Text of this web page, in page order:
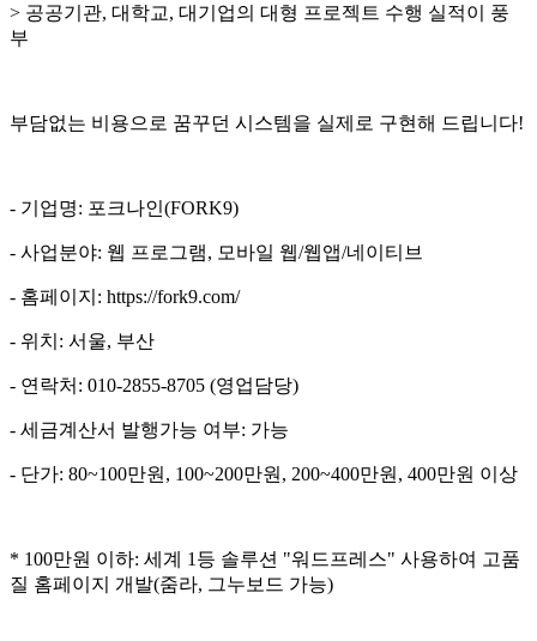
> 공공기관, 대학교, 대기업의 대형 프로젝트 수행 실적이 풍
부
부담없는 비용으로 꿈꾸던 시스템을 실제로 구현해 드립니다!
- 기업명: 포크나인(FORK9)
- 사업분야: 웹 프로그램, 모바일 웹/웹앱/네이티브
- 홈페이지: https://fork9.com/
- 위치: 서울, 부산
- 연락처: 010-2855-8705 (영업담당)
- 세금계산서 발행가능 여부: 가능
- 단가: 80~100만원, 100~200만원, 200~400만원, 400만원 이상
* 100만원 이하: 세계 1등 솔루션 "워드프레스" 사용하여 고품
질 홈페이지 개발(줌라, 그누보드 가능)